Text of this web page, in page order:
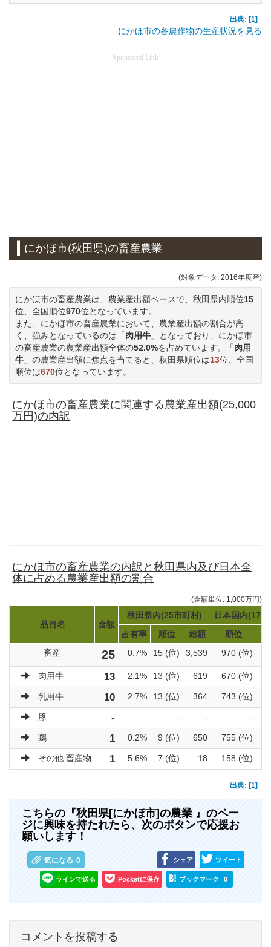
出典: [1]
にかほ市の各農作物の生産状況を見る
Sponsored Link
にかほ市(秋田県)の畜産農業
(対象データ: 2016年度産)
にかほ市の畜産農業は、農業産出額ベースで、秋田県内順位15
位、全国順位970位となっています。
また、にかほ市の畜産農業において、農業産出額の割合が高
く、強みとなっているのは「肉用牛 」となっており、にかほ市
の畜産農業の農業産出額全体の52.0%を占めています。「肉用
牛 」の農業産出額に焦点を当てると、秋田県順位は13位、全国
順位は670位となっています。
にかほ市の畜産農業に関連する農業産出額(25,000
万円)の内訳
にかほ市の畜産農業の内訳と秋田県内及び日本全
体に占める農業産出額の割合
(金額単位: 1,000万円)
品目名 金額
秋田県内(25市町村)
日本国内
占有率
順位 総額 順位
畜産
25 0.7% 15 (位) 3,539 970 (位)
肉用牛 13 2.1% 13 (位) 619 670 (位)
乳用牛 10 2.7% 13 (位) 364 743 (位)
豚 - - - - -
鶏 1 0.2% 9 (位) 650 755 (位)
その他 畜産物 1 5.6% 7 (位) 18 158 (位)
出典: [1]
こちらの『秋田県[にかほ市]の農業 』のペー
ジに興味を持たれたら、次のボタンで応援お
願いします！
気になる 0 シェア ツイート
ラインで送る Pocketに保存 ブックマーク 0
コメントを投稿する